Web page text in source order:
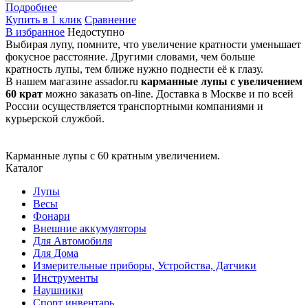
Подробнее
Купить в 1 клик Сравнение
В избранное Недоступно
Выбирая лупу, помните, что увеличение кратности уменьшает
фокусное расстояние. Другими словами, чем больше
кратность лупы, тем ближе нужно поднести её к глазу.
В нашем магазине assador.ru карманные лупы с увеличением
60 крат можно заказать on-line. Доставка в Москве и по всей
России осуществляется транспортными компаниями и
курьерской службой.
Карманные лупы с 60 кратным увеличением.
Каталог
Лупы
Весы
Фонари
Внешние аккумуляторы
Для Автомобиля
Для Дома
Измерительные приборы, Устройства, Датчики
Инструменты
Наушники
Спорт инвентарь